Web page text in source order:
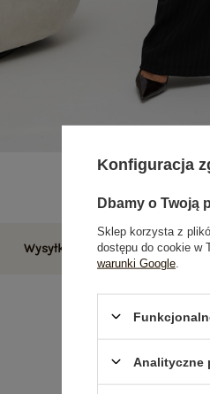
Wysyłka i dostawa Zwroty
Konfiguracja
Dbamy o Twoją
Sklep korzysta z
dostępu do cookie w
warunki Google
Analityczne